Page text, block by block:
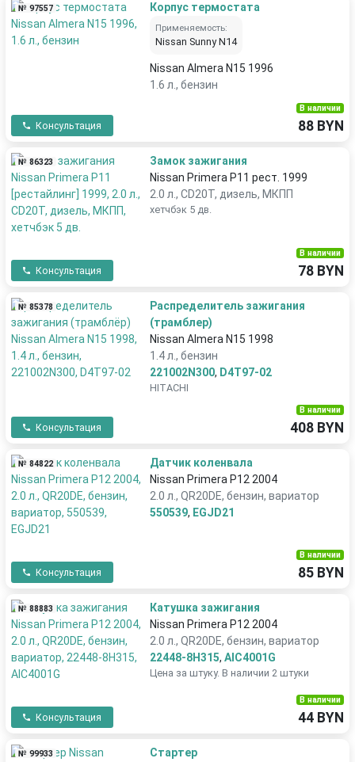
№ 97557 Корпус термостата
Применяемость:
Nissan Sunny N14
Nissan Almera N15 1996
1.6 л., бензин
Консультация
В наличии
88 BYN
№ 86323
Замок зажигания
Nissan Primera P11 рест. 1999
2.0 л., CD20T, дизель, МКПП
хетчбэк 5 дв.
Консультация
В наличии
78 BYN
№ 85378
Распределитель зажигания
(трамблер)
Nissan Almera N15 1998
1.4 л., бензин
221002N300, D4T97-02
HITACHI
Консультация
В наличии
408 BYN
№ 84822
Датчик коленвала
Nissan Primera P12 2004
2.0 л., QR20DE, бензин, вариатор
550539, EGJD21
Консультация
В наличии
85 BYN
№ 88883
Катушка зажигания
Nissan Primera P12 2004
2.0 л., QR20DE, бензин, вариатор
22448-8H315, AIC4001G
Цена за штуку. В наличии 2 штуки
Консультация
В наличии
44 BYN
№ 99933 Стартер